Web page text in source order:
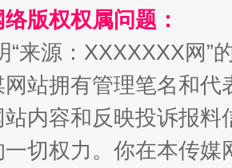
版权权属问题：
“来源：XXXXXXX网”
站拥有管理笔名和
站内容和反映投诉报
一切权力。你在本传